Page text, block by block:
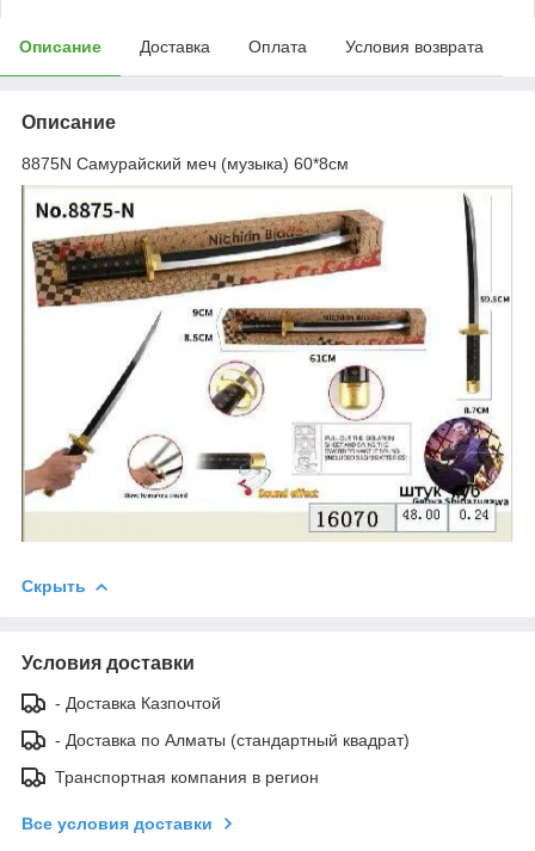
Описание Доставка Оплата Условия возврата
Описание
8875N Самурайский меч (музыка) 60*8см
Скрыть
Условия доставки
- Доставка Казпочтой
- Доставка по Алматы (стандартный квадрат)
Транспортная компания в регион
Все условия доставки